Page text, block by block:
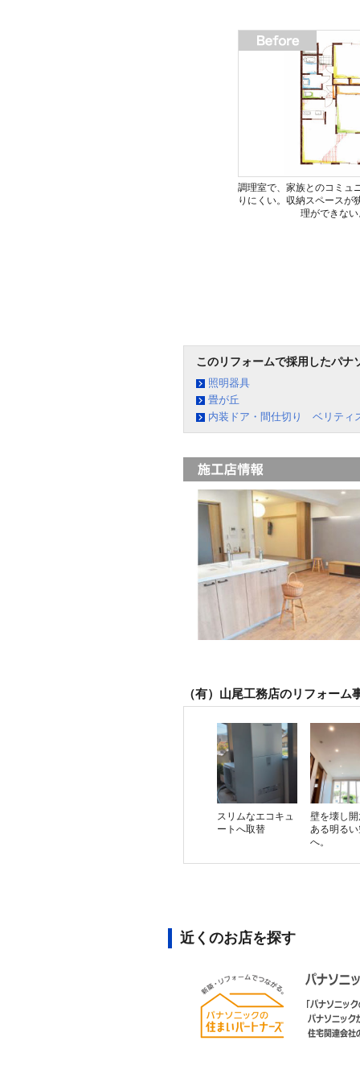
調理室で、家族とのコミュ
りにくい。収納スペースが
理ができない
このリフォームで採用したパナ
照明器具
畳が丘
内装ドア・間仕切り ベリティ
（有）山尾工務店のリフォーム
スリムなエコキュ
ートへ取替
壁を壊し
ある明る
へ。
近くのお店を探す